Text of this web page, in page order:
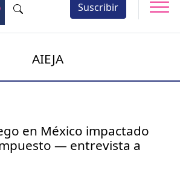
Suscribir
AIEJA
en México impactado
— entrevista a